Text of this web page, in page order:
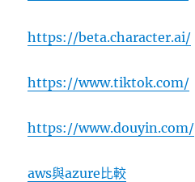
https://beta.character.ai/
https://www.tiktok.com/
https://www.douyin.com/
aws與azure比較